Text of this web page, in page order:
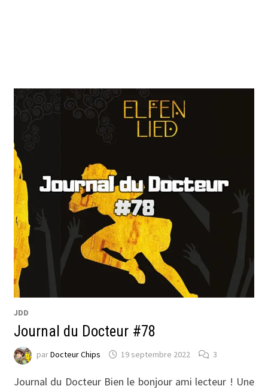
JDD
Journal du Docteur #78
parDocteur Chips 19 septembre 2022 3
Journal du Docteur Bien le bonjour ami lecteur ! Une